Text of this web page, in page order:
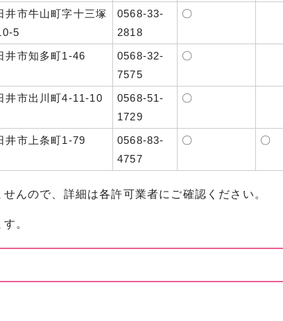
井市牛山町字十三塚
5
0568-33-
2818
〇
井市知多町1-46
0568-32-
7575
〇
井市出川町4-11-10
0568-51-
1729
〇
井市上条町1-79
0568-83-
4757
〇 〇
んので、詳細は各許可業者にご確認ください。
。